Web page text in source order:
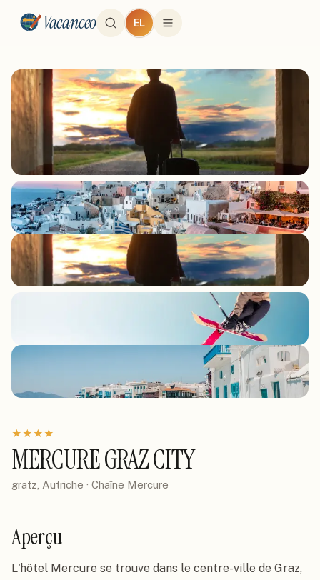
Vacanceo EL
★★★★
MERCURE GRAZ CITY
gratz, Autriche · Chaîne Mercure
Aperçu
L'hôtel Mercure se trouve dans le centre-ville de Graz,